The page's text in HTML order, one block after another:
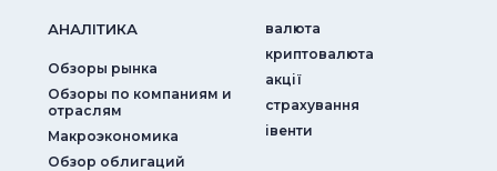
АНАЛIТИКА
Обзоры рынка
Обзоры по компаниям и
отраслям
Макроэкономика
Обзор облигаций
валюта
криптовалюта
акції
страхування
iвенти